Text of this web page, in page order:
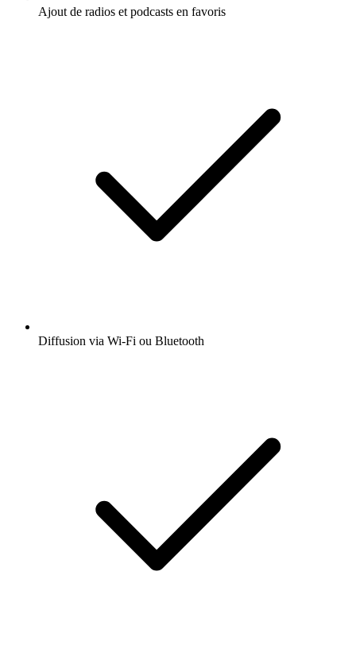
Ajout de radios et podcasts en favoris
Diffusion via Wi-Fi ou Bluetooth